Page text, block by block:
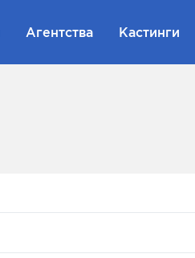
Агентства Кастинги